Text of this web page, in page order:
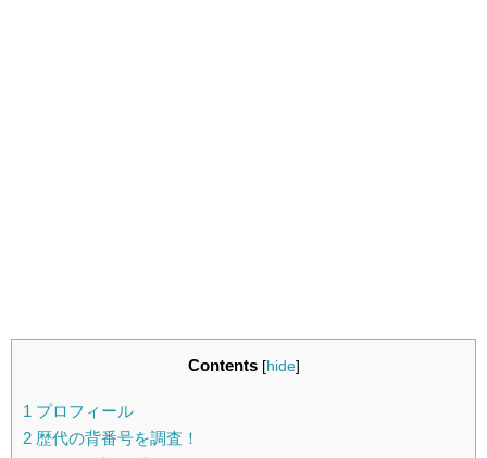
Contents [hide]
1 プロフィール
2 歴代の背番号を調査！